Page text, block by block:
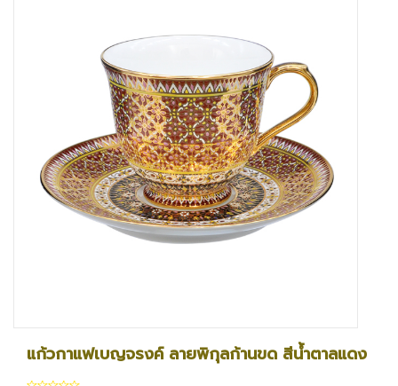
แก้วกาแฟเบญจรงค์ ลายพิกุลก้านขด สีน้ำตาลแดง